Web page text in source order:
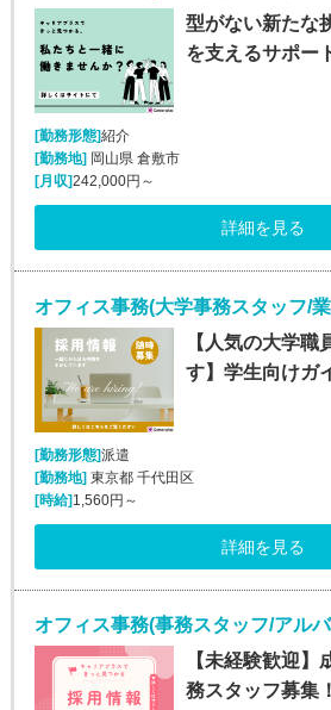
型がない新たな
を支えるサポー
[勤務形態]紹介
[勤務地] 岡山県 倉敷市
[月収]242,000円～
詳細を見る
オフィス事務(大学事務スタッフ/
【人気の大学職
す】学生向けガ
[勤務形態]派遣
[勤務地]東京都 千代田区
[時給]1,560円～
詳細を見る
オフィス事務(事務スタッフ/アル
【未経験歓迎】
務スタッフ募集